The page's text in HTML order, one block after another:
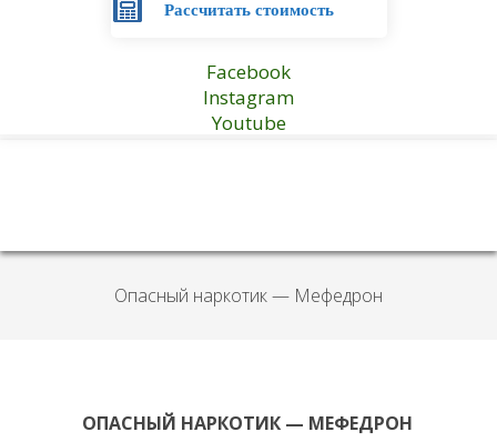
Рассчитать стоимость
Facebook
Instagram
Youtube
Опасный наркотик — Мефедрон
ОПАСНЫЙ НАРКОТИК — МЕФЕДРОН